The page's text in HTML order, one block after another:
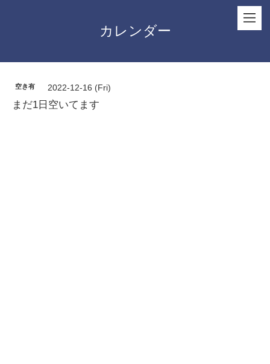
カレンダー
空き有 2022-12-16 (Fri)
まだ1日空いてます